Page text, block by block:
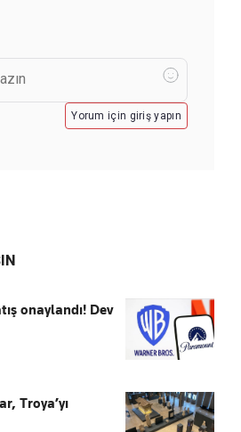
Yorum için giriş yapın
onaylandı! Dev
Troya’yı